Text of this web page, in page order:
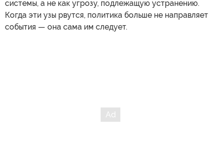
системы, а не как угрозу, подлежащую устранению.
Когда эти узы рвутся, политика больше не направляет
события — она сама им следует.